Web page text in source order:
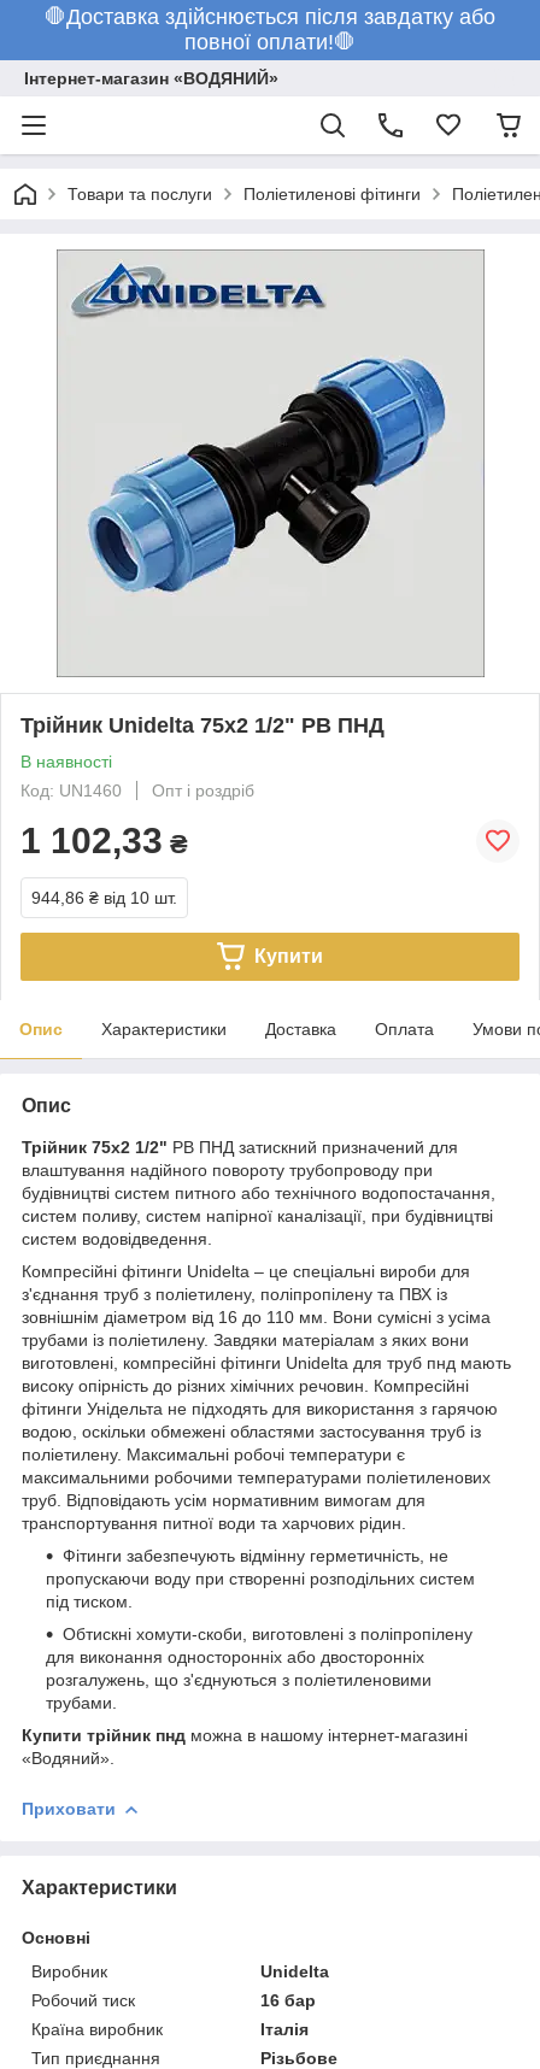
🛑Доставка здійснюється після завдатку або
повної оплати!🛑
Інтернет-магазин «ВОДЯНИЙ»
Товари та послуги Поліетиленові фітинги
Трійник Unidelta 75х2 1/2" РВ ПНД
В наявності
Код: UN1460
Опт і роздріб
1 102,33 ₴
944,86 ₴ від 10 шт.
Купити
Опис Характеристики Доставка Оплата Умови
Опис
Трійник 75х2 1/2" РВ ПНД затискний призначений для
влаштування надійного повороту трубопроводу при
будівництві систем питного або технічного водопостачання,
систем поливу, систем напірної каналізації, при будівництві
систем водовідведення.
Компресійні фітинги Unidelta – це спеціальні вироби для
з'єднання труб з поліетилену, поліпропілену та ПВХ із
зовнішнім діаметром від 16 до 110 мм. Вони сумісні з усіма
трубами із поліетилену. Завдяки матеріалам з яких вони
виготовлені, компресійні фітинги Unidelta для труб пнд мають
високу опірність до різних хімічних речовин. Компресійні
фітинги Унідельта не підходять для використання з гарячою
водою, оскільки обмежені областями застосування труб із
поліетилену. Максимальні робочі температури є
максимальними робочими температурами поліетиленових
труб. Відповідають усім нормативним вимогам для
транспортування питної води та харчових рідин.
Фітинги забезпечують відмінну герметичність, не
пропускаючи воду при створенні розподільних систем
під тиском.
Обтискні хомути-скоби, виготовлені з поліпропілену
для виконання односторонніх або двосторонніх
розгалужень, що з'єднуються з поліетиленовими
трубами.
Купити трійник пнд можна в нашому інтернет-магазині
«Водяний».
Приховати
Характеристики
Основні
Виробник
Unidelta
Робочий тиск
16 бар
Країна виробник
Італія
Тип приєднання
Різьбове